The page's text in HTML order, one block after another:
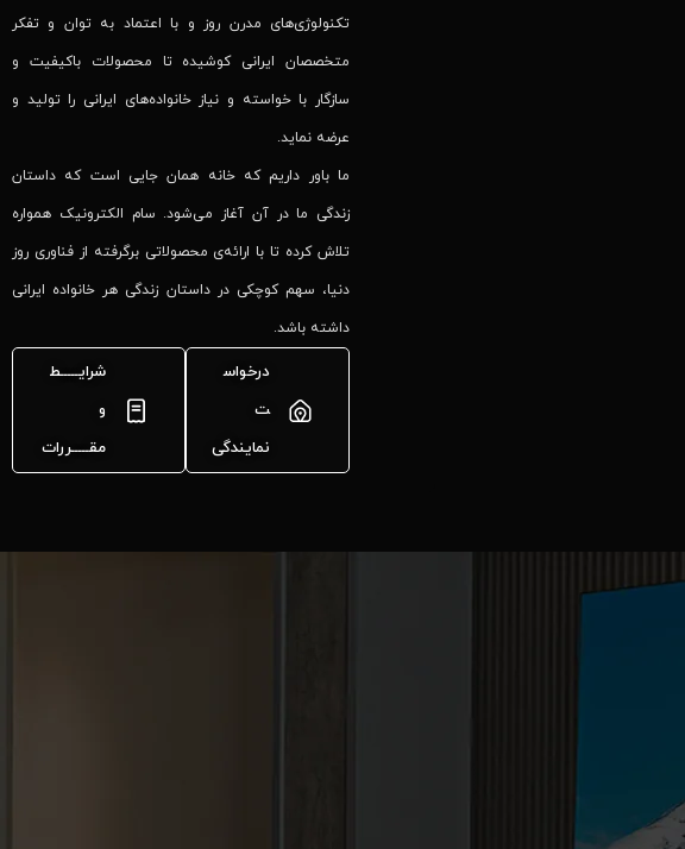
تکنولوژی‌های مدرن روز و با اعتماد به توان و تفکر
متخصصان ایرانی کوشیده تا محصولات باکیفیت و
سازگار با خواسته و نیاز خانواده‌های ایرانی را تولید و
عرضه نماید.
ما باور داریم که خانه همان جایی است که داستان
زندگی ما در آن آغاز می‌شود. سام الکترونیک همواره
تلاش کرده تا با ارائه‌ی محصولاتی برگرفته از فناوری روز
دنیا، سهم کوچکی در داستان زندگی هر خانواده ایرانی
داشته باشد.
درخواس
ت
نمایندگی
شرایـــــط
و
مقـــــررات